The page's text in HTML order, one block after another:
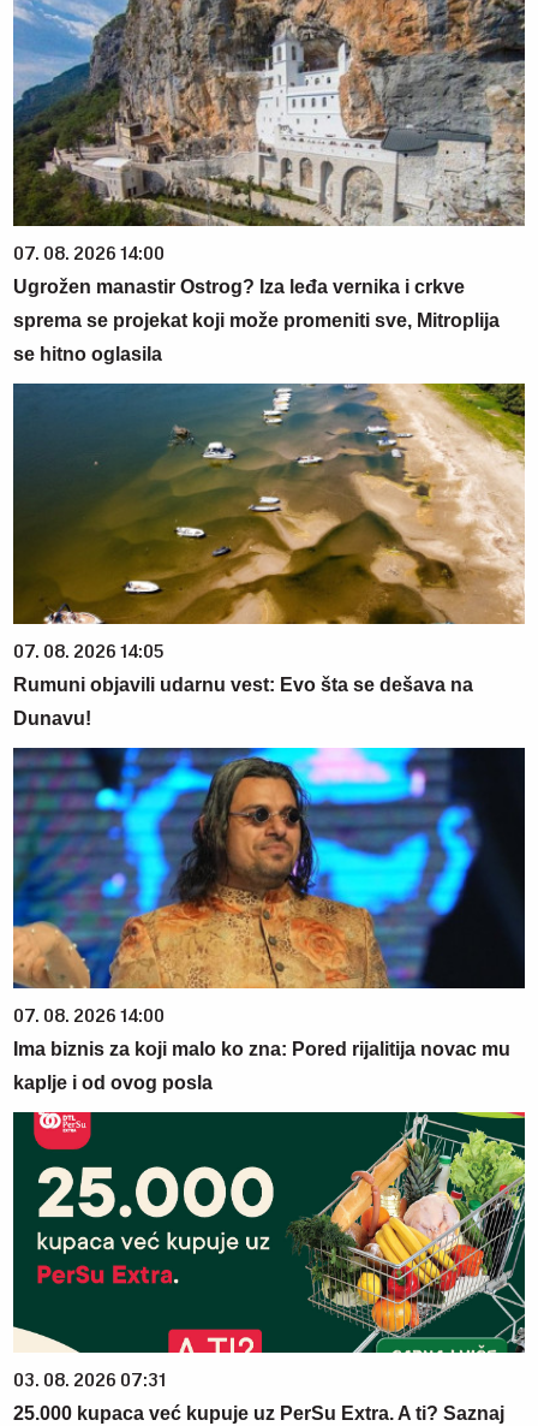
07. 08. 2026 14:00
Ugrožen manastir Ostrog? Iza leđa vernika i crkve
sprema se projekat koji može promeniti sve, Mitroplija
se hitno oglasila
07. 08. 2026 14:05
Rumuni objavili udarnu vest: Evo šta se dešava na
Dunavu!
07. 08. 2026 14:00
Ima biznis za koji malo ko zna: Pored rijalitija novac mu
kaplje i od ovog posla
03. 08. 2026 07:31
25.000 kupaca već kupuje uz PerSu Extra. A ti? Saznaj